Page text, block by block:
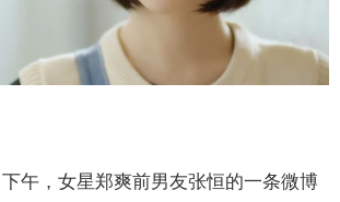
午，女星郑爽前男友张恒的一条微博